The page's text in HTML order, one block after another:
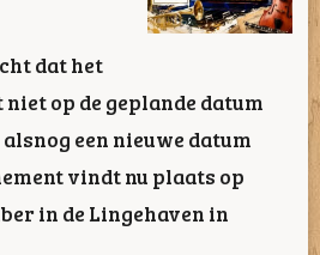
dat het
op de geplande datum
een nieuwe datum
vindt nu plaats op
in de Lingehaven in